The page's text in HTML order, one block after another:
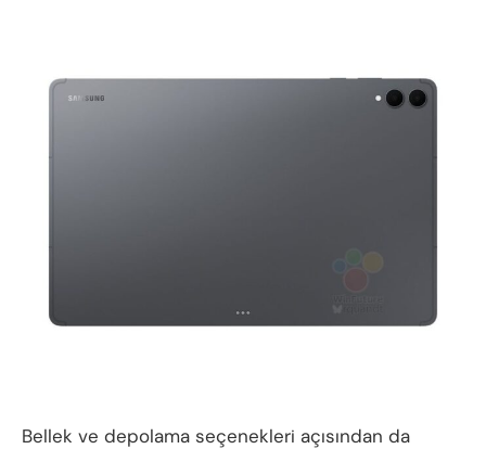
Bellek ve depolama seçenekleri açısından da